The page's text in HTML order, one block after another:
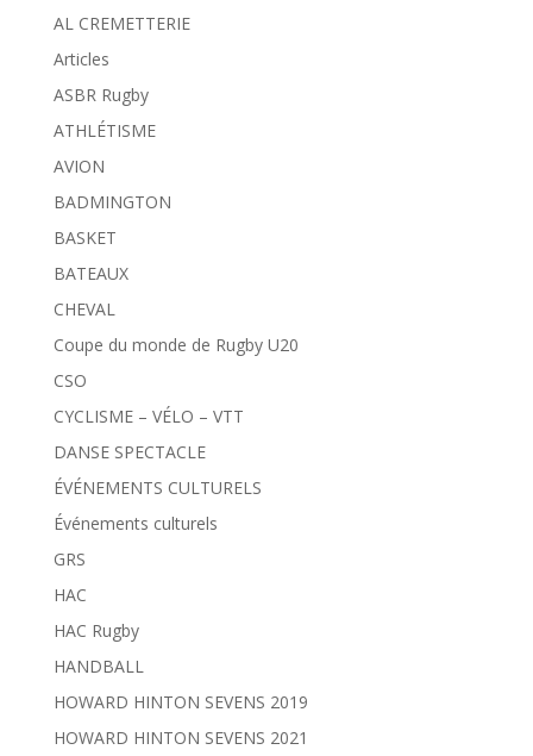
AL CREMETTERIE
Articles
ASBR Rugby
ATHLÉTISME
AVION
BADMINGTON
BASKET
BATEAUX
CHEVAL
Coupe du monde de Rugby U20
CSO
CYCLISME – VÉLO – VTT
DANSE SPECTACLE
ÉVÉNEMENTS CULTURELS
Événements culturels
GRS
HAC
HAC Rugby
HANDBALL
HOWARD HINTON SEVENS 2019
HOWARD HINTON SEVENS 2021